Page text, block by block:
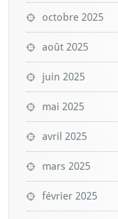
octobre 2025
août 2025
juin 2025
mai 2025
avril 2025
mars 2025
février 2025